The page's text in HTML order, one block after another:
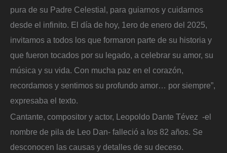
pura de su Padre Celestial, para guiarnos y cuidarnos
desde el infinito. El día de hoy, 1ero de enero del 2025,
invitamos a todos los que formaron parte de su historia y
que fueron tocados por su legado, a celebrar su amor, su
música y su vida. Con mucha paz en el corazón,
recordamos y sentimos su profundo amor… por siempre”,
expresaba el texto.
Cantante, compositor y actor, Leopoldo Dante Tévez -el
nombre de pila de Leo Dan- falleció a los 82 años. Se
desconocen las causas y detalles de su deceso.